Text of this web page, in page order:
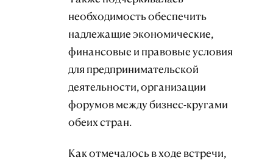
необходимость обеспечить
надлежащие экономические,
финансовые и правовые условия
для предпринимательской
деятельности, организации
форумов между бизнес-кругами
обеих стран.
Как отмечалось в ходе встречи,